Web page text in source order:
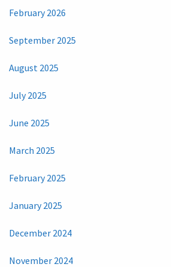
February 2026
September 2025
August 2025
July 2025
June 2025
March 2025
February 2025
January 2025
December 2024
November 2024